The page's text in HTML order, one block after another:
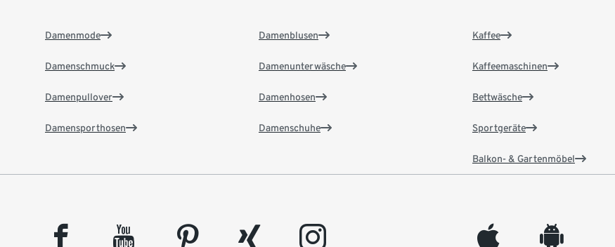
Damenmode
Damenschmuck
Damenpullover
Damensporthosen
Damenblusen
Damenunterwäsche
Damenhosen
Damenschuhe
Kaffee
Kaffeemaschinen
Bettwäsche
Sportgeräte
Balkon- & Gartenmöbel
facebook youtube pinterest xing instagram appleinc android